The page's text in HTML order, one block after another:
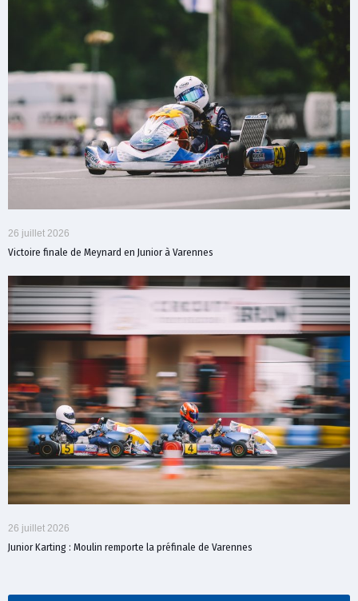
26 juillet 2026
Victoire finale de Meynard en Junior à Varennes
26 juillet 2026
Junior Karting : Moulin remporte la préfinale de Varennes